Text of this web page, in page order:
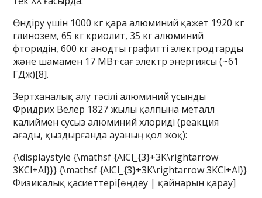
Өндіру үшін 1000 кг қара алюминий қажет 1920 кг
глинозем, 65 кг криолит, 35 кг алюминий
фторидін, 600 кг анодты графитті электродтарды
және шамамен 17 МВт·сағ электр энергиясы (~61
ГДж)[8].
Зертханалық алу тәсілі алюминий ұсынды
Фридрих Велер 1827 жылы қалпына металл
калиймен сусыз алюминий хлориді (реакция
ағады, қыздырғанда ауаның қол жоқ):
{\displaystyle {\mathsf {AlCl_{3}+3K\rightarrow
3KCl+Al}}} {\mathsf {AlCl_{3}+3K\rightarrow 3KCl+Al}}
Физикалық қасиеттері[өңдеу | қайнарын қарау]